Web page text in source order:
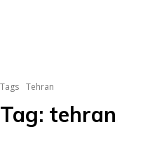
Tags Tehran
Tag: tehran